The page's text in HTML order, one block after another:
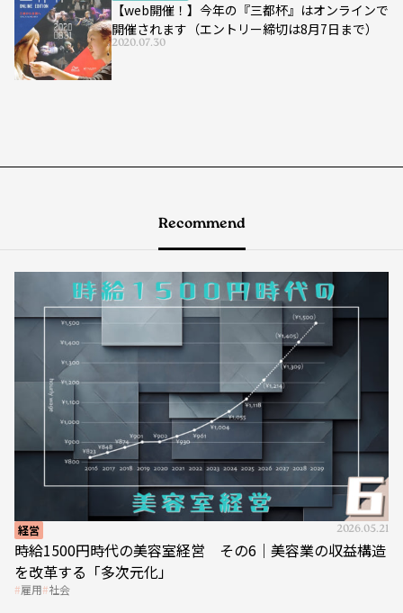
【web開催！】今年の『三都杯』はオンラインで
開催されます（エントリー締切は8月7日まで）
2020.07.30
Recommend
経営 2026.05.21
時給1500円時代の美容室経営 その6｜美容業の収益構造
を改革する「多次元化」
雇用 社会